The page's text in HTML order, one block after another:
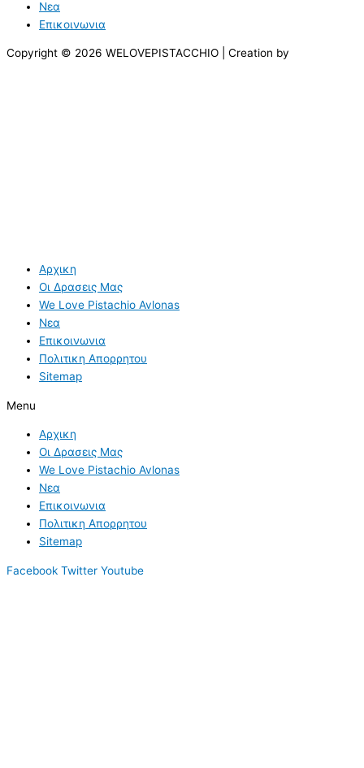
Νεα
Επικοινωνια
Copyright © 2026 WELOVEPISTACCHIO | Creation by
Αρχικη
Οι Δρασεις Μας
We Love Pistachio Avlonas
Νεα
Επικοινωνια
Πολιτικη Απορρητου
Sitemap
Menu
Αρχικη
Οι Δρασεις Μας
We Love Pistachio Avlonas
Νεα
Επικοινωνια
Πολιτικη Απορρητου
Sitemap
Facebook Twitter Youtube